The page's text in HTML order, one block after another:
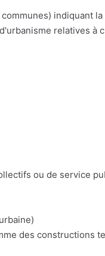
indiquant
relatives à
ou de service
des constructions